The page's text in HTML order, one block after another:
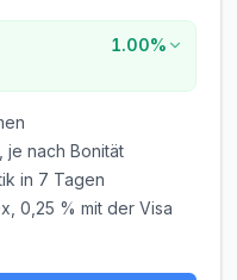
1.00%
je nach Bonität
in 7 Tagen
0,25 % mit der Visa